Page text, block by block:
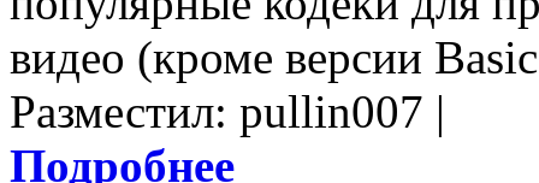
видео (кроме версии
Разместил: pullin007 |
Подробнее